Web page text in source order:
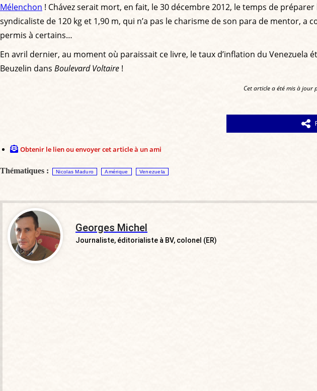
Mélenchon ! Chávez serait mort, en fait, le 30 décembre 2012, le temps de
syndicaliste de 120 kg et 1,90 m, qui n’a pas le charisme de son para de mentor,
permis à certains…
En avril dernier, au moment où paraissait ce livre, le taux d’inflation du Venezuela
Beuzelin dans Boulevard Voltaire !
Cet article a été mis à
Obtenir le lien ou envoyer cet article à un ami
Thématiques : Nicolas Maduro Amérique Venezuela
Georges Michel
Journaliste, éditorialiste à BV, colonel (ER)